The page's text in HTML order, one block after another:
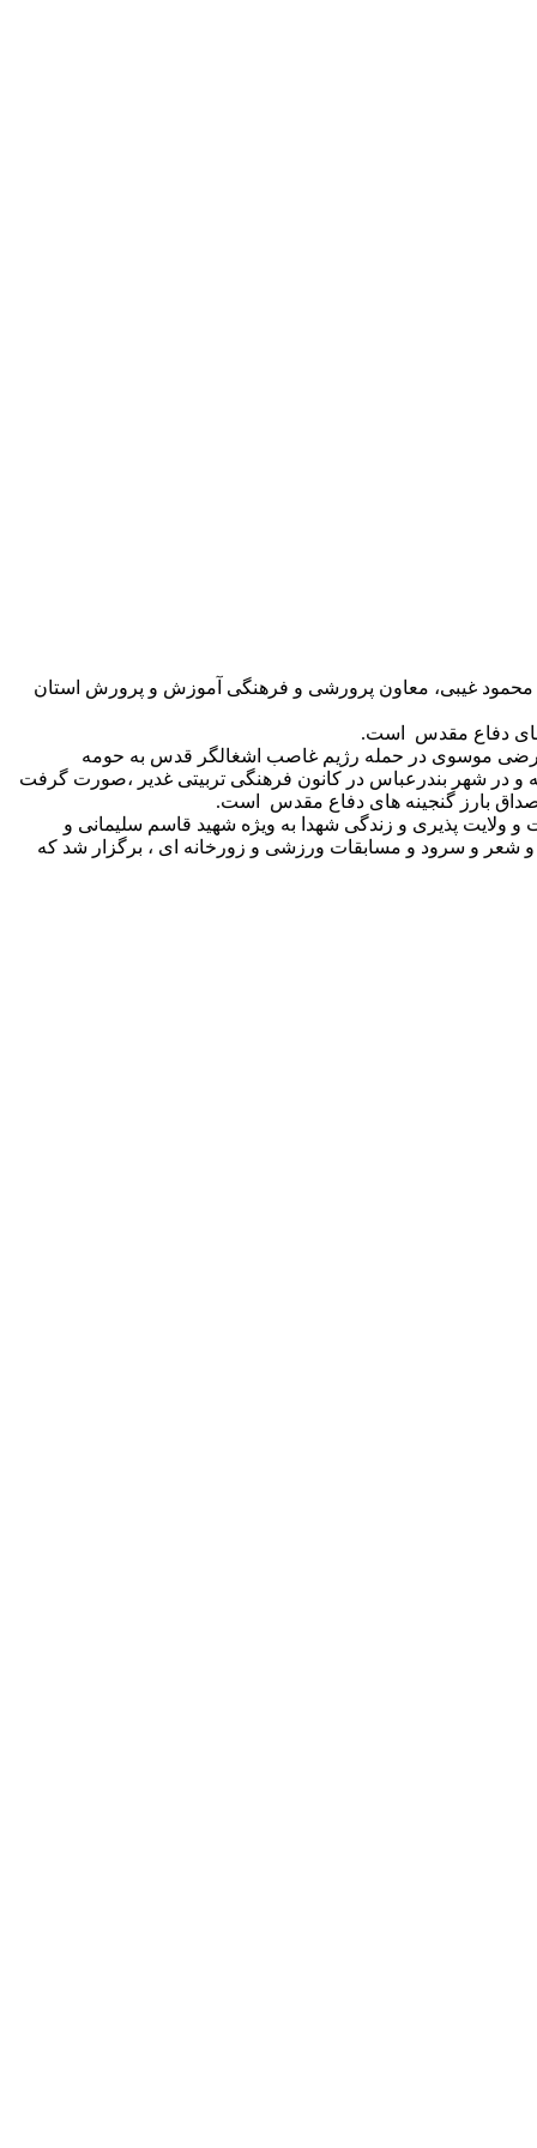
محمود غیبی، معاون پرورشی و فرهنگی آموزش و پرورش استان
های دفاع مقدس است.
رضی موسوی در حمله رژیم غاصب اشغالگر قدس به حومه
عظیم دانش آموزان در استان هرمزگان همزمان با سراسر کشور با عنوان “اجتماع فرزندان حاج قاسم” درمناطق ۲۳ گانه و در شهر بندرعباس در کانون فرهنگی تربیتی غدیر ،صورت گرفت
بارز گنجینه های دفاع مقدس است.
ولایت پذیری و زندگی شهدا به ویژه شهید قاسم سلیمانی و
و شعر و سرود و مسابقات ورزشی و زورخانه ای ، برگزار شد که